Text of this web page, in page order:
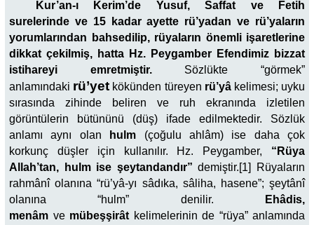
Kur’an-ı Kerim’de Yusuf, Saffat ve Fetih
surelerinde ve 15 kadar ayette rü’yadan ve rü’yaların
yorumlarından bahsedilip, rüyaların önemli işaretlerine
dikkat çekilmiş, hatta Hz. Peygamber Efendimiz bizzat
istihareyi emretmiştir.Sözlükte “görmek”
anlamındaki rü’yet kökünden türeyen rü’yâkelimesi; uyku
sırasında zihinde beliren ve ruh ekranında izletilen
görüntülerin bütününü (düş) ifade edilmektedir. Sözlük
anlamı aynı olan
hulm (çoğulu ahlâm) ise daha çok
korkunç düşler için kullanılır. Hz. Peygamber, “Rüya
Allah’tan, hulm ise şeytandandır” demiştir.[1] Rüyaların
rahmânî olanına “rü’yâ-yı sâdıka, sâliha, hasene”; şeytânî
olanına “hulm” denilir.
Ehâdis,
menâm ve mübeşşirât kelimelerinin de “rüya” anlamında